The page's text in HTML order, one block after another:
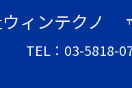
ィンテクノ
TEL：03-5818-